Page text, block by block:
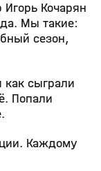
Кочарян
Мы такие:
сезон,
сыграли
Попали
Каждому